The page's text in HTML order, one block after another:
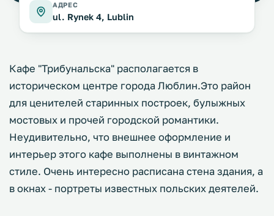
АДРЕС
ul. Rynek 4, Lublin
Кафе "Трибунальска" располагается в
историческом центре города Люблин.Это район
для ценителей старинных построек, булыжных
мостовых и прочей городской романтики.
Неудивительно, что внешнее оформление и
интерьер этого кафе выполнены в винтажном
стиле. Очень интересно расписана стена здания, а
в окнах - портреты известных польских деятелей.